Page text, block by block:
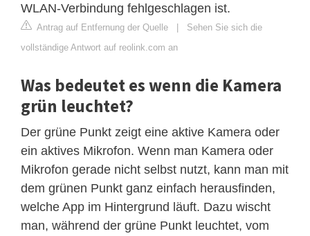
WLAN-Verbindung fehlgeschlagen ist.
Antrag auf Entfernung der Quelle | Sehen Sie sich die
vollständige Antwort auf reolink.com an
Was bedeutet es wenn die Kamera
grün leuchtet?
Der grüne Punkt zeigt eine aktive Kamera oder
ein aktives Mikrofon. Wenn man Kamera oder
Mikrofon gerade nicht selbst nutzt, kann man mit
dem grünen Punkt ganz einfach herausfinden,
welche App im Hintergrund läuft. Dazu wischt
man, während der grüne Punkt leuchtet, vom